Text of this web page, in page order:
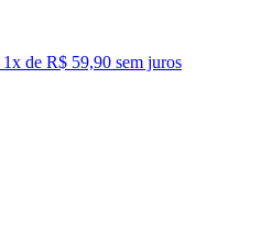
1x de R$ 59,90 sem juros